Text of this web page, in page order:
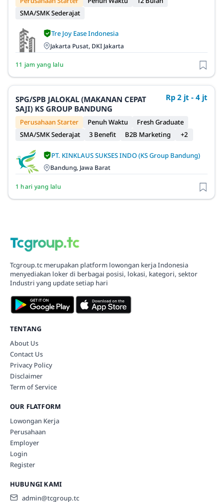
SMA/SMK Sederajat
Tre Joy Ease Indonesia
Jakarta Pusat, DKI Jakarta
11 jam yang lalu
SPG/SPB JALOKAL (MAKANAN CEPAT
SAJI) KS GROUP BANDUNG
Rp 2 jt - 4 jt
Perusahaan Starter Penuh Waktu
Fresh Graduate
SMA/SMK Sederajat
3 Benefit B2B Marketing +2
PT. KINKLAUS SUKSES INDO (KS Group Bandung)
Bandung, Jawa Barat
1 hari yang lalu
Tcgroup.tc merupakan platform lowongan kerja Indonesia
menyediakan loker di berbagai posisi, lokasi, kategori, sektor
Industri yang update setiap hari
TENTANG
About Us
Contact Us
Privacy Policy
Disclaimer
Term of Service
OUR FLATFORM
Lowongan Kerja
Perusahaan
Employer
Login
Register
HUBUNGI KAMI
admin@tcgroup.tc